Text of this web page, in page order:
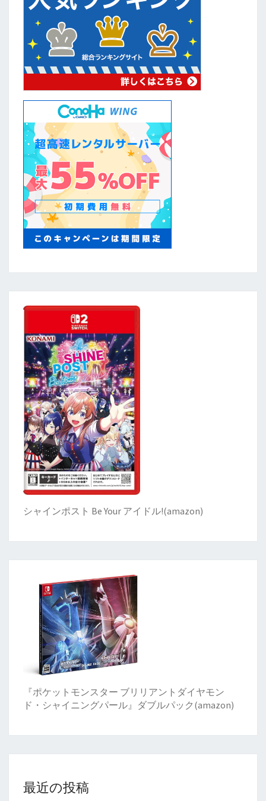
シャインポスト Be Your アイドル!(amazon)
『ポケットモンスター ブリリアントダイヤモン
ド・シャイニングパール』ダブルパック(amazon)
最近の投稿